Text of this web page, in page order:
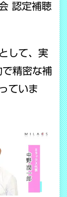
認定補聴
して、実
精密な補
ていま